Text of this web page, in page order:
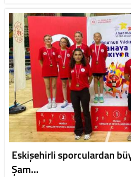
Eskişehirli sporculardan
Şam…